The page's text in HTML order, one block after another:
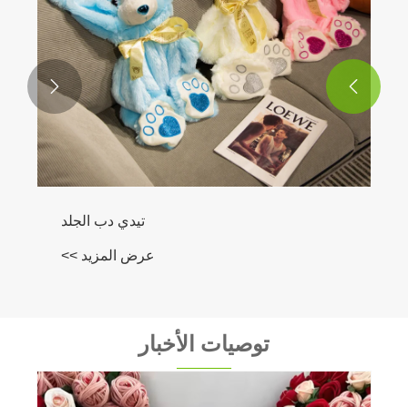
تيدي دب الجلد
عرض المزيد >>


توصيات الأخبار